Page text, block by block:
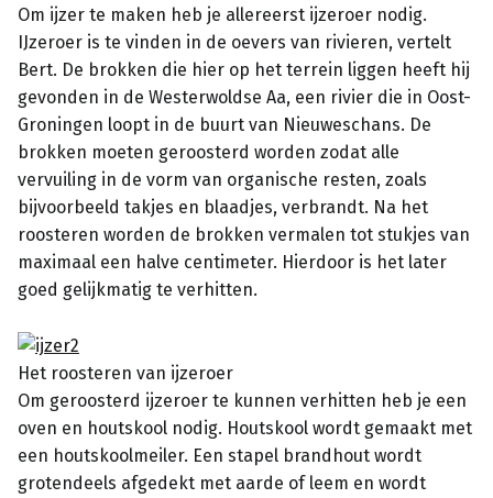
Om ijzer te maken heb je allereerst ijzeroer nodig.
IJzeroer is te vinden in de oevers van rivieren, vertelt
Bert. De brokken die hier op het terrein liggen heeft hij
gevonden in de Westerwoldse Aa, een rivier die in Oost-
Groningen loopt in de buurt van Nieuweschans. De
brokken moeten geroosterd worden zodat alle
vervuiling in de vorm van organische resten, zoals
bijvoorbeeld takjes en blaadjes, verbrandt. Na het
roosteren worden de brokken vermalen tot stukjes van
maximaal een halve centimeter. Hierdoor is het later
goed gelijkmatig te verhitten.
Het roosteren van ijzeroer
Om geroosterd ijzeroer te kunnen verhitten heb je een
oven en houtskool nodig. Houtskool wordt gemaakt met
een houtskoolmeiler. Een stapel brandhout wordt
grotendeels afgedekt met aarde of leem en wordt